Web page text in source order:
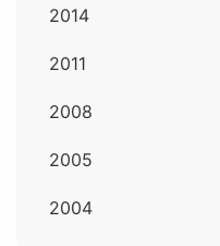
2014
2011
2008
2005
2004